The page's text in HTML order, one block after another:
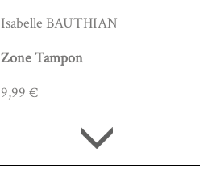
Isabelle BAUTHIAN
Zone Tampon
9,99 €